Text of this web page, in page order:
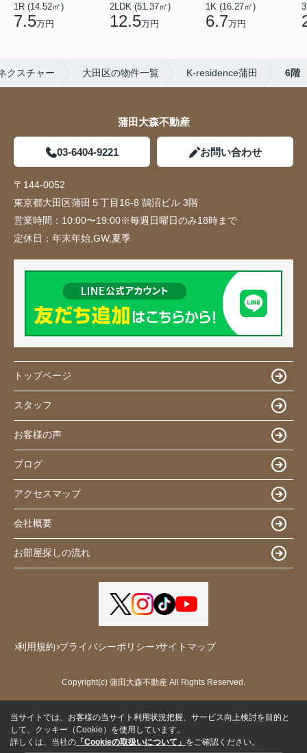
1R (14.52㎡)
7.5万円
2LDK (51.37㎡)
12.5万円
1K (16.27㎡)
6.7万円
クスチャー 大田区の物件一覧 K-residence蒲田 6階
蒲田大森不動産
03-6404-9221 お問い合わせ
〒144-0052
東京都大田区蒲田５丁目16-8 鵠沼ビル 3階
営業時間： 10:00〜19:00※毎週日曜日のみ18時まで
定休日： 年末年始,GW,夏季
トップページ
スタッフ
お客様の声
ブログ
アクセスマップ
会社概要
お部屋探しの流れ
利用規約 プライバシーポリシー サイトマップ
Copyright(c) 蒲田大森不動産 All Rights Reserved.
当サイトでは、お客様の当サイト利用状況把握、サービス向上検討を目的と
して、クッキー（Cookie）を使用しています。
詳しくは、当社の 「Cookieの取扱いについて」 をご確認ください。